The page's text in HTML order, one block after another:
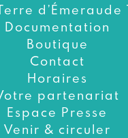
d’Émeraude
Documentation
Boutique
Contact
Horaires
partenariat
Espace Presse
Venir & circuler